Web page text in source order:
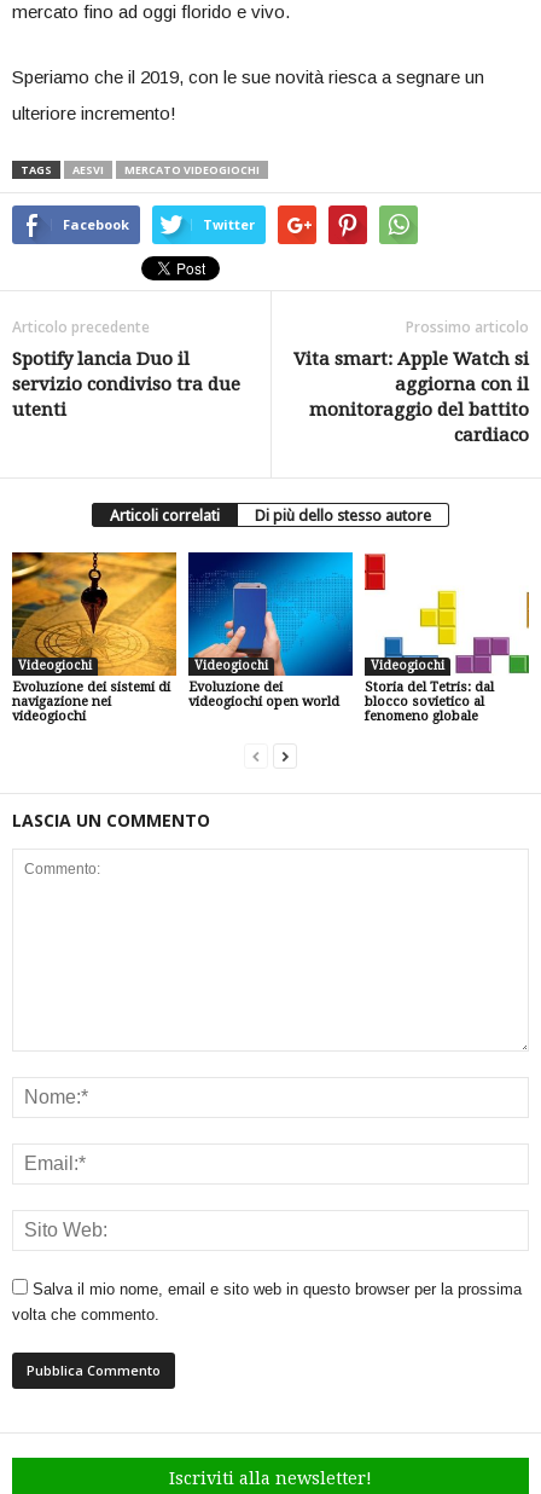
mercato fino ad oggi florido e vivo.
Speriamo che il 2019, con le sue novità riesca a segnare un
ulteriore incremento!
TAGS AESVI MERCATO VIDEOGIOCHI
Facebook Twitter
Articolo precedente
Spotify lancia Duo il
servizio condiviso tra due
utenti
Prossimo articolo
Vita smart: Apple Watch si
aggiorna con il
monitoraggio del battito
cardiaco
Articoli correlati Di più dello stesso autore
Videogiochi
Evoluzione dei sistemi di
navigazione nei
videogiochi
Videogiochi
Evoluzione dei
videogiochi open world
Videogiochi
Storia del Tetris: dal
blocco sovietico al
fenomeno globale
LASCIA UN COMMENTO
Salva il mio nome, email e sito web in questo browser per la prossima
volta che commento.
Iscriviti alla newsletter!